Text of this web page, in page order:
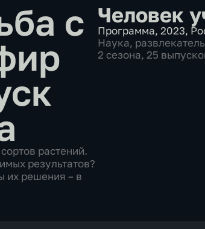
с
растений.
результатов?
их решения – в
Человек
Программа, 2023,
Наука,
2 сезона, 25